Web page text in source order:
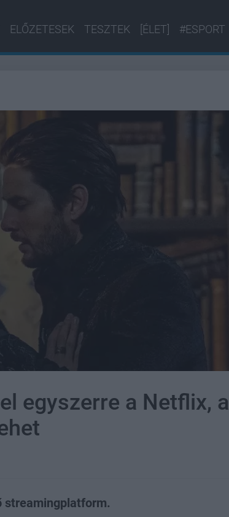
ELŐZETESEK TESZTEK [ÉLET] #ESPORT
egyszerre a Netflix, a
streamingplatform.